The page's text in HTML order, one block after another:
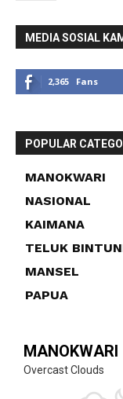
MEDIA SOSIAL
2,365 Fans
POPULAR
MANOKWARI
NASIONAL
KAIMANA
TELUK
MANSEL
PAPUA
MANOKWARI
Overcast Clouds